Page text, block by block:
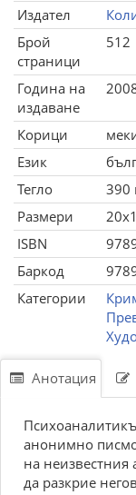
Издател
Брой
страници
512
Година на
издаване
Корици
Език
Тегло
390
Размери
ISBN
Баркод
Категории
Анотация
анонимно
на неизвестния
да разкрие